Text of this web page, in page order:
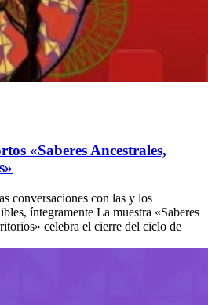
«Saberes Ancestrales,
conversaciones con las y los
íntegramente La muestra «Saberes
celebra el cierre del ciclo de